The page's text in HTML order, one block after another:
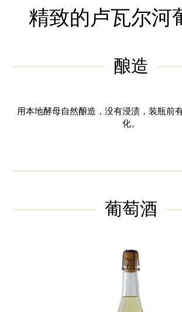
精致的卢瓦尔河
酿造
用本地酵母自然酿造，没有浸渍，装瓶前
化。
葡萄酒